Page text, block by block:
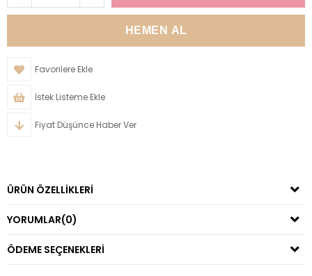
Favorilere Ekle
İstek Listeme Ekle
Fiyat Düşünce Haber Ver
ÜRÜN ÖZELLIKLERI
YORUMLAR(0)
ÖDEME SEÇENEKLERI